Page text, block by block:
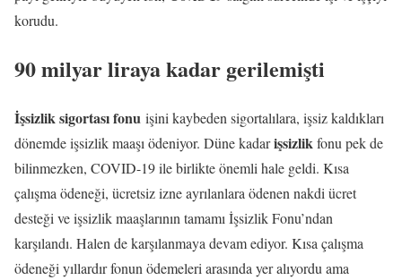
korudu.
90 milyar liraya kadar gerilemişti
İşsizlik sigortası fonu işini kaybeden sigortalılara, işsiz kaldıkları
dönemde işsizlik maaşı ödeniyor. Düne kadarişsizlikfonu pek de
bilinmezken, COVID-19 ile birlikte önemli hale geldi. Kısa
çalışma ödeneği, ücretsiz izne ayrılanlara ödenen nakdi ücret
desteği ve işsizlik maaşlarının tamamı İşsizlik Fonu’ndan
karşılandı. Halen de karşılanmaya devam ediyor. Kısa çalışma
ödeneği yıllardır fonun ödemeleri arasında yer alıyordu ama